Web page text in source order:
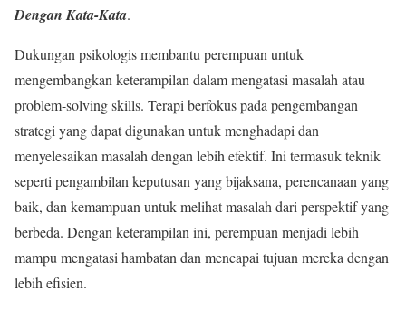
Dengan Kata-Kata.
Dukungan psikologis membantu perempuan untuk
mengembangkan keterampilan dalam mengatasi masalah atau
problem-solving skills. Terapi berfokus pada pengembangan
strategi yang dapat digunakan untuk menghadapi dan
menyelesaikan masalah dengan lebih efektif. Ini termasuk teknik
seperti pengambilan keputusan yang bijaksana, perencanaan yang
baik, dan kemampuan untuk melihat masalah dari perspektif yang
berbeda. Dengan keterampilan ini, perempuan menjadi lebih
mampu mengatasi hambatan dan mencapai tujuan mereka dengan
lebih efisien.